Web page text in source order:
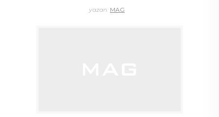
yazan: MAG